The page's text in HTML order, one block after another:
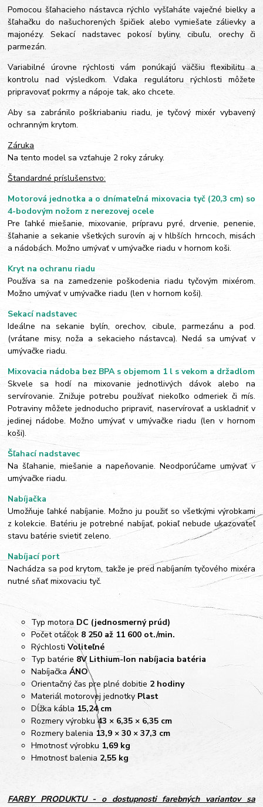
Pomocou šľahacieho nástavca rýchlo vyšľaháte vaječné bielky a
šľahačku do našuchorených špičiek alebo vymiešate zálievky a
majonézy. Sekací nadstavec pokosí byliny, cibuľu, orechy či
parmezán.
Variabilné úrovne rýchlosti vám ponúkajú väčšiu flexibilitu a
kontrolu nad výsledkom. Vďaka regulátoru rýchlosti môžete
pripravovať pokrmy a nápoje tak, ako chcete.
Aby sa zabránilo poškriabaniu riadu, je tyčový mixér vybavený
ochranným krytom.
Záruka
Na tento model sa vzťahuje 2 roky záruky.
Štandardné príslušenstvo:
Motorová jednotka a o dnímateľná mixovacia tyč (20,3 cm) so
4-bodovým nožom z nerezovej ocele
Pre ľahké miešanie, mixovanie, prípravu pyré, drvenie, penenie,
šľahanie a sekanie všetkých surovín aj v hlbších hrncoch, misách
a nádobách. Možno umývať v umývačke riadu v hornom koši.
Kryt na ochranu riadu
Používa sa na zamedzenie poškodenia riadu tyčovým mixérom.
Možno umývať v umývačke riadu (len v hornom koši).
Sekací nadstavec
Ideálne na sekanie bylín, orechov, cibule, parmezánu a pod.
(vrátane misy, noža a sekacieho nástavca). Nedá sa umývať v
umývačke riadu.
Mixovacia nádoba bez BPA s objemom 1 l s vekom a držadlom
Skvele sa hodí na mixovanie jednotlivých dávok alebo na
servírovanie. Znižuje potrebu používať niekoľko odmeriek či mís.
Potraviny môžete jednoducho pripraviť, naservírovať a uskladniť v
jedinej nádobe. Možno umývať v umývačke riadu (len v hornom
koši).
Šľahací nadstavec
Na šľahanie, miešanie a napeňovanie. Neodporúčame umývať v
umývačke riadu.
Nabíjačka
Umožňuje ľahké nabíjanie. Možno ju použiť so všetkými výrobkami
z kolekcie. Batériu je potrebné nabíjať, pokiaľ nebude ukazovateľ
stavu batérie svietiť zeleno.
Nabíjací port
Nachádza sa pod krytom, takže je pred nabíjaním tyčového mixéra
nutné sňať mixovaciu tyč.
Typ motora DC (jednosmerný prúd)
Počet otáčok 8 250 až 11 600 ot./min.
Rýchlosti Voliteľné
Typ batérie 8V Lithium-Ion nabíjacia batéria
NabíjačkaÁNO
Orientačný čas pre plné dobitie 2 hodiny
Materiál motorovej jednotkyPlast
Dĺžka kábla 15,24 cm
Rozmery výrobku 43 × 6,35 × 6,35 cm
Rozmery balenia 13,9 × 30 × 37,3 cm
Hmotnosť výrobku 1,69 kg
Hmotnosť balenia 2,55 kg
FARBY PRODUKTU- o dostupnosti farebných variantov sa